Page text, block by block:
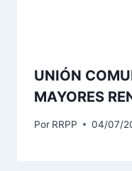
UNIÓN
MAYORES
Por RRPP 04/07/